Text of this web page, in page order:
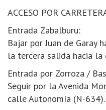
ACCESO POR
Entrada Zabalburu:
Bajar por Juan de Garay
la tercera salida hacia
Entrada por Zorroza /
Seguir por la Avenida
calle Autonomía (N-634).